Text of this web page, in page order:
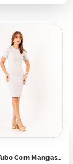
Vestido Tubo Com Mangas Cinza Gray